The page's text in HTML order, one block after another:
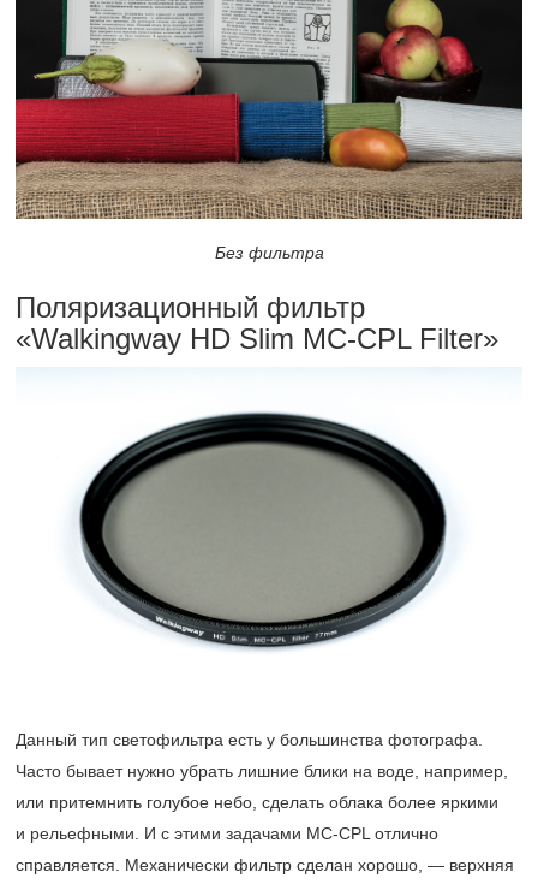
Без фильтра
Поляризационный фильтр
«Walkingway HD Slim MC-CPL Filter»
Данный тип светофильтра есть у большинства фотографа.
Часто бывает нужно убрать лишние блики на воде, например,
или притемнить голубое небо, сделать облака более яркими
и рельефными. И с этими задачами MC-CPL отлично
справляется. Механически фильтр сделан хорошо, — верхняя